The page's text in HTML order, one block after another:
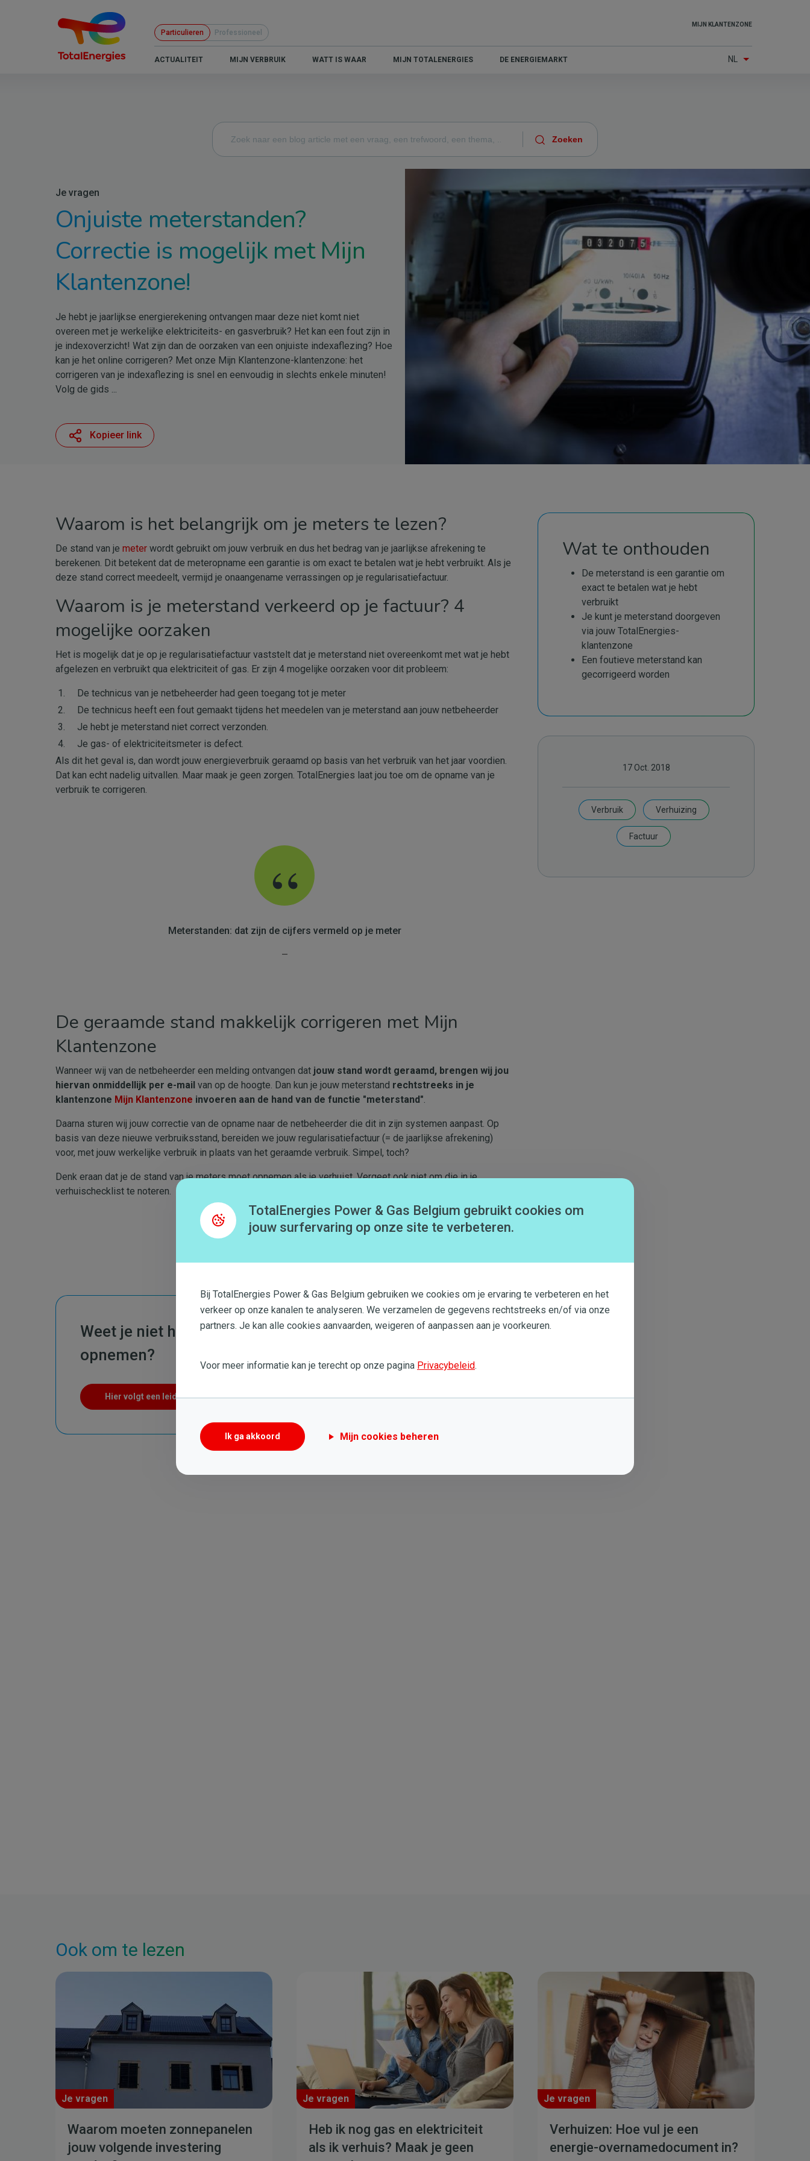
B2C
principale
ACTUALITEIT MIJN VERBRUIK WATT IS WAAR MIJN TOTALENERGIES DE ENERGIEMARKT
Top
menu
MIJN KLANTENZONE
NL
Particulieren Professioneel
Je vragen
Onjuiste meterstanden?
Correctie is mogelijk met Mijn
Klantenzone!
Je hebt je jaarlijkse energierekening ontvangen maar deze niet komt niet
overeen met je werkelijke elektriciteits- en gasverbruik? Het kan een fout zijn in
je indexoverzicht! Wat zijn dan de oorzaken van een onjuiste indexaflezing? Hoe
kan je het online corrigeren? Met onze Mijn Klantenzone-klantenzone: het
corrigeren van je indexaflezing is snel en eenvoudig in slechts enkele minuten!
Volg de gids ...
Kopieer link
Waarom is het belangrijk om je meters te lezen?
De stand van je meter wordt gebruikt om jouw verbruik en dus het bedrag van je jaarlijkse afrekening te
berekenen. Dit betekent dat de meteropname een garantie is om exact te betalen wat je hebt verbruikt. Als je
deze stand correct meedeelt, vermijd je onaangename verrassingen op je regularisatiefactuur.
Waarom is je meterstand verkeerd op je factuur? 4
mogelijke oorzaken
Het is mogelijk dat je op je regularisatiefactuur vaststelt dat je meterstand niet overeenkomt met wat je hebt
afgelezen en verbruikt qua elektriciteit of gas. Er zijn 4 mogelijke oorzaken voor dit probleem:
De technicus van je netbeheerder had geen toegang tot je meter
De technicus heeft een fout gemaakt tijdens het meedelen van je meterstand aan jouw netbeheerder
Je hebt je meterstand niet correct verzonden.
Je gas- of elektriciteitsmeter is defect.
Als dit het geval is, dan wordt jouw energieverbruik geraamd op basis van het verbruik van het jaar voordien.
Dat kan echt nadelig uitvallen. Maar maak je geen zorgen. TotalEnergies laat jou toe om de opname van je
verbruik te corrigeren.
Meterstanden: dat zijn de cijfers vermeld op je meter
De geraamde stand makkelijk corrigeren met Mijn
Klantenzone
Wanneer wij van de netbeheerder een melding ontvangen dat jouw stand wordt geraamd, brengen wij jou
hiervan onmiddellijk per e-mail van op de hoogte. Dan kun je jouw meterstand rechtstreeks in je
klantenzone Mijn Klantenzone invoeren aan de hand van de functie "meterstand".
Daarna sturen wij jouw correctie van de opname naar de netbeheerder die dit in zijn systemen aanpast. Op
basis van deze nieuwe verbruiksstand, bereiden we jouw regularisatiefactuur (= de jaarlijkse afrekening)
voor, met jouw werkelijke verbruik in plaats van het geraamde verbruik. Simpel, toch?
Denk eraan dat je de stand van je meters moet opnemen als je verhuist. Vergeet ook niet om die in je
verhuischecklist te noteren.
Weet je niet hoe je de stand van je meters moet
opnemen?
Hier volgt een leidraad om deze stand eenvoudig te lezen
Wat te onthouden
De meterstand is een garantie om
exact te betalen wat je hebt
verbruikt
Je kunt je meterstand doorgeven
via jouw TotalEnergies-
klantenzone
Een foutieve meterstand kan
gecorrigeerd worden
17 Oct. 2018
Verbruik Verhuizing
Factuur
Ook om te lezen
Je vragen
Waarom moeten zonnepanelen
jouw volgende investering
Je vragen
Heb ik nog gas en elektriciteit
als ik verhuis? Maak je geen
Je vragen
Verhuizen: Hoe vul je een
energie-overnamedocument in?
TotalEnergies Power & Gas Belgium gebruikt cookies om
jouw surfervaring op onze site te verbeteren.
Bij TotalEnergies Power & Gas Belgium gebruiken we cookies om je ervaring te verbeteren en het
verkeer op onze kanalen te analyseren. We verzamelen de gegevens rechtstreeks en/of via onze
partners. Je kan alle cookies aanvaarden, weigeren of aanpassen aan je voorkeuren.
Voor meer informatie kan je terecht op onze pagina Privacybeleid.
Ik ga akkoord Mijn cookies beheren